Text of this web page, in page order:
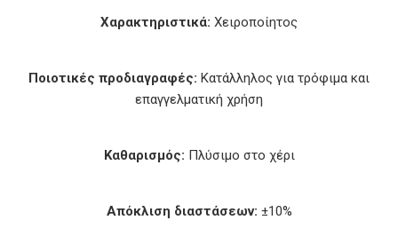
Χαρακτηριστικά: Χειροποίητος
Ποιοτικές προδιαγραφές: Κατάλληλος για τρόφιμα και
επαγγελματική χρήση
Καθαρισμός: Πλύσιμο στο χέρι
Απόκλιση διαστάσεων: ±10%